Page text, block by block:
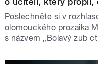
o učiteli, který propil,
Poslechněte si v
olomouckého prozaika
s názvem „Bolavý zub